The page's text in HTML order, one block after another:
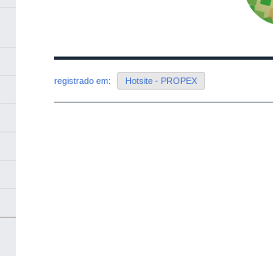
registrado em: Hotsite - PROPEX